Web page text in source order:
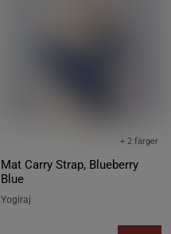
Mat Carry Strap, Blueberry
Blue
+ 2 färger
Yogiraj